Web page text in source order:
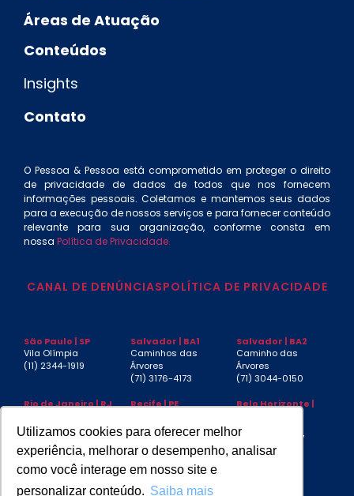
Utilizamos cookies para oferecer melhor
experiência, melhorar o desempenho, analisar
como você interage em nosso site e
personalizar conteúdo. Saiba mais
Áreas de Atuação
Conteúdos
Insights
Contato
O Pessoa & Pessoa está comprometido em proteger o direito
de privacidade de dados de todos que nos fornecem
informações pessoais. Coletamos e mantemos seus dados
para a execução de nossos serviços e para fornecer conteúdo
relevante para sua organização, conforme consta em
nossa Política de Privacidade.
CANAL DE DENÚNCIASPOLÍTICA DE PRIVACIDADE
São Paulo | SP
Vila Olímpia
(11) 2344-1919
Salvador | BA1
Caminhos das
Árvores
(71) 3176-4173
Salvador | BA2
Caminho das
Árvores
(71) 3044-0150
Rio de Janeiro | RJ
(21) 3553-4040
Recife | PE
(81) 3032-4880
Belo Horizonte |
Funcionários
(31) 3267-6397
Aracaju | SE
Jardins
(79) 3217-7230
Manaus | AM
(92) 3085-4439